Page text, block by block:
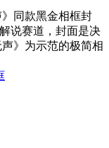
同款黑金相框封
说赛道，封面是决
》为示范的极简相